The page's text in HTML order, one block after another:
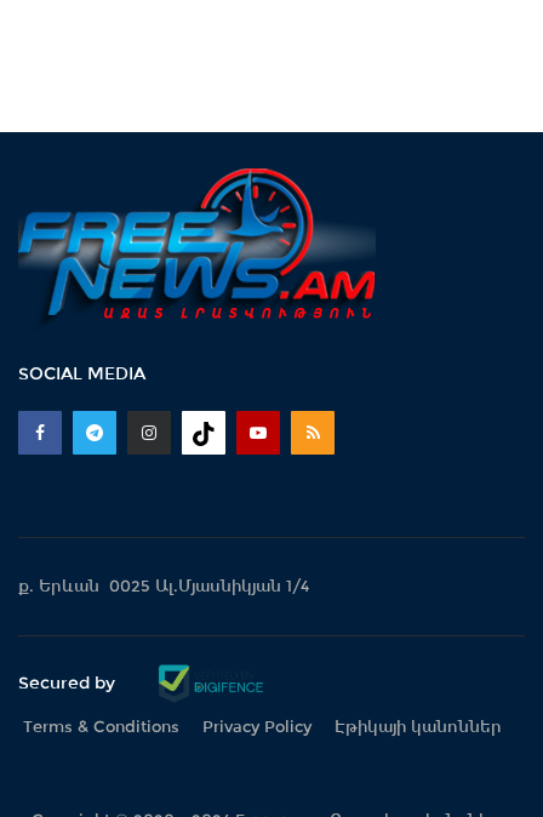
SOCIAL MEDIA
ք. Երևան 0025 Ալ.Մյասնիկյան 1/4
Secured by
Terms & Conditions Privacy Policy Էթիկայի կանոններ